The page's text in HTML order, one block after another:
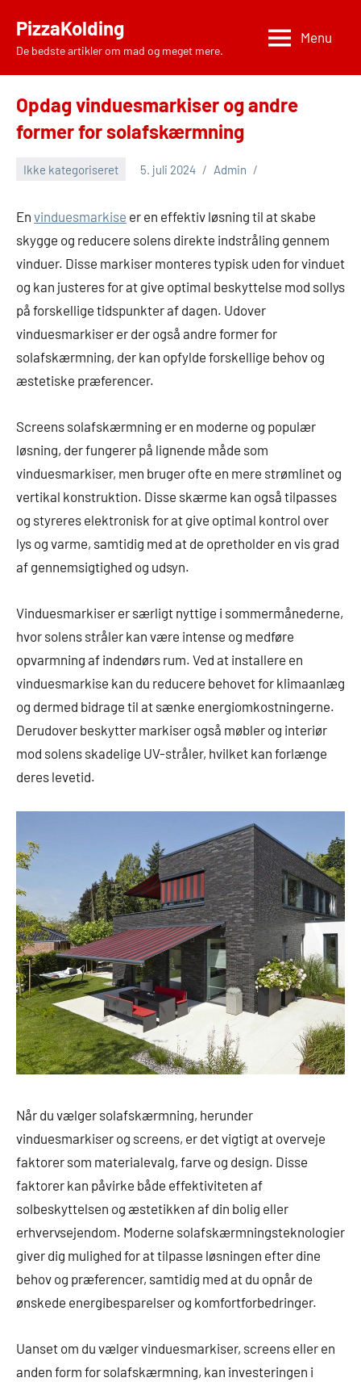
indhold
PizzaKolding
De bedste artikler om mad og meget mere.
Menu
Opdag vinduesmarkiser og andre
former for solafskærmning
Ikke kategoriseret 5. juli 2024 Admin
En vinduesmarkise er en effektiv løsning til at skabe
skygge og reducere solens direkte indstråling gennem
vinduer. Disse markiser monteres typisk uden for vinduet
og kan justeres for at give optimal beskyttelse mod sollys
på forskellige tidspunkter af dagen. Udover
vinduesmarkiser er der også andre former for
solafskærmning, der kan opfylde forskellige behov og
æstetiske præferencer.
Screens solafskærmning er en moderne og populær
løsning, der fungerer på lignende måde som
vinduesmarkiser, men bruger ofte en mere strømlinet og
vertikal konstruktion. Disse skærme kan også tilpasses
og styreres elektronisk for at give optimal kontrol over
lys og varme, samtidig med at de opretholder en vis grad
af gennemsigtighed og udsyn.
Vinduesmarkiser er særligt nyttige i sommermånederne,
hvor solens stråler kan være intense og medføre
opvarmning af indendørs rum. Ved at installere en
vinduesmarkise kan du reducere behovet for klimaanlæg
og dermed bidrage til at sænke energiomkostningerne.
Derudover beskytter markiser også møbler og interiør
mod solens skadelige UV-stråler, hvilket kan forlænge
deres levetid.
Når du vælger solafskærmning, herunder
vinduesmarkiser og screens, er det vigtigt at overveje
faktorer som materialevalg, farve og design. Disse
faktorer kan påvirke både effektiviteten af
solbeskyttelsen og æstetikken af din bolig eller
erhvervsejendom. Moderne solafskærmningsteknologier
giver dig mulighed for at tilpasse løsningen efter dine
behov og præferencer, samtidig med at du opnår de
ønskede energibesparelser og komfortforbedringer.
Uanset om du vælger vinduesmarkiser, screens eller en
anden form for solafskærmning, kan investeringen i